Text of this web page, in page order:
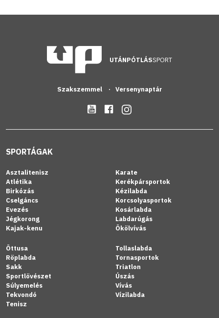
UTÁNPÓTLÁSSPORT
Szakszemmel Versenynaptár
SPORTÁGAK
Asztalitenisz
Atlétika
Birkózás
Cselgáncs
Evezés
Jégkorong
Kajak-kenu
Karate
Kerékpársportok
Kézilabda
Korcsolyasportok
Kosárlabda
Labdarúgás
Ökölvívás
Öttusa
Röplabda
Sakk
Sportlövészet
Súlyemelés
Tekvondó
Tenisz
Tollaslabda
Tornasportok
Triatlon
Úszás
Vívás
Vízilabda